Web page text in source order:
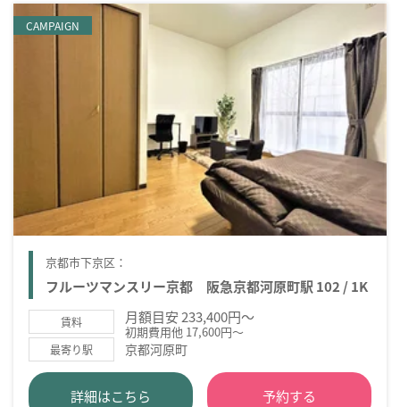
CAMPAIGN
京都市下京区：
フルーツマンスリー京都 阪急京都河原町駅 102 / 1K
賃料 月額目安 233,400円～
初期費用他 17,600円～
最寄り駅 京都河原町
詳細はこちら 予約する